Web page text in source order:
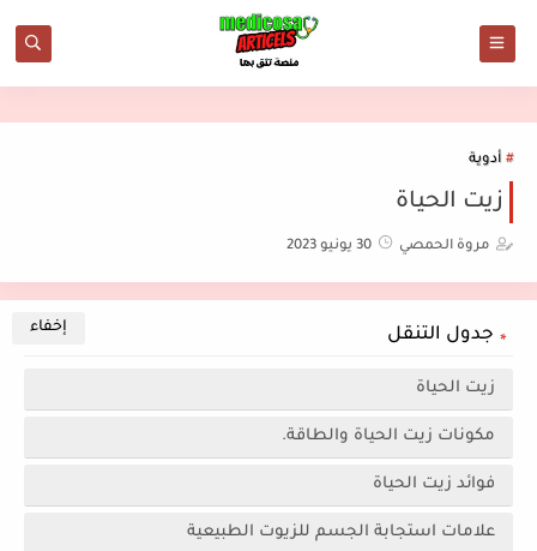
أدوية
زيت الحياة
مروة الحمصي 30 يونيو 2023
جدول التنقل
زيت الحياة
مكونات زيت الحياة والطاقة.
فوائد زيت الحياة
علامات استجابة الجسم للزيوت الطبيعية